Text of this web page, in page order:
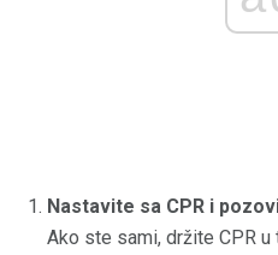
Nastavite sa CPR i
Ako ste sami, držite CPR u